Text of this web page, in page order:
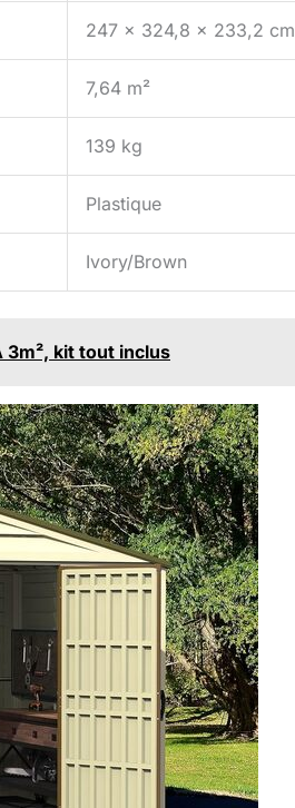
247 x 324,8 x 233,2 cm
7,64 m²
139 kg
Plastique
Ivory/Brown
3m², kit tout inclus